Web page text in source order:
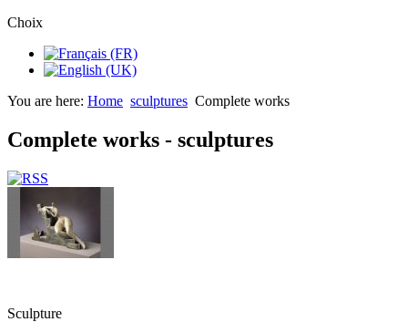
Choix
You are here: Home sculptures Complete works
Complete works - sculptures
Sculpture